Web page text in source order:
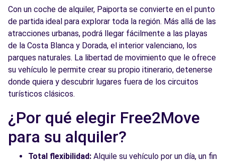
Free2Move Rent - AUTOMOCIÓN BASTIDA -
Aldaya (O)
5.5
km
c/ San Cristóbal, 15
Aldaya, 46960
Ver agencia
Free2Move Rent - FERTO, S.A. - Torrent (P)
Carrer del Mas del Jutge
Torrent, VC, 46900
Con un coche de alquiler, Paiporta se convierte en el punto
de partida ideal para explorar toda la región. Más allá de las
atracciones urbanas, podrá llegar fácilmente a las playas
de la Costa Blanca y Dorada, el interior valenciano, los
parques naturales. La libertad de movimiento que le ofrece
su vehículo le permite crear su propio itinerario, detenerse
donde quiera y descubrir lugares fuera de los circuitos
turísticos clásicos.
¿Por qué elegir Free2Move
para su alquiler?
Total flexibilidad: Alquile su vehículo por un día, un fin